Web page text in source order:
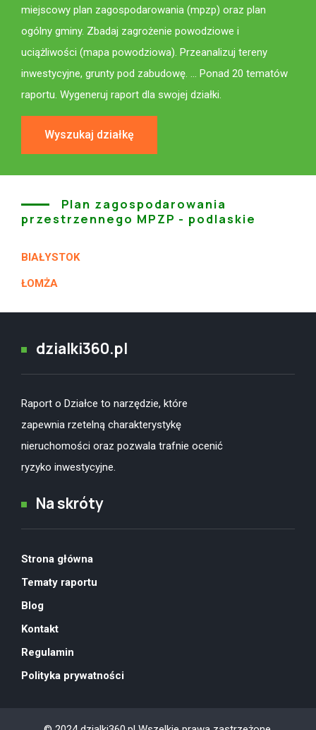
miejscowy plan zagospodarowania (mpzp) oraz plan
ogólny gminy. Zbadaj zagrożenie powodziowe i
uciążliwości (mapa powodziowa). Przeanalizuj tereny
inwestycyjne, grunty pod zabudowę. ... Ponad 20 tematów
raportu. Wygeneruj raport dla swojej działki.
Wyszukaj działkę
Plan zagospodarowania
przestrzennego MPZP - podlaskie
BIAŁYSTOK
ŁOMŻA
dzialki360.pl
Raport o Działce to narzędzie, które
zapewnia rzetelną charakterystykę
nieruchomości oraz pozwala trafnie ocenić
ryzyko inwestycyjne.
Na skróty
Strona główna
Tematy raportu
Blog
Kontakt
Regulamin
Polityka prywatności